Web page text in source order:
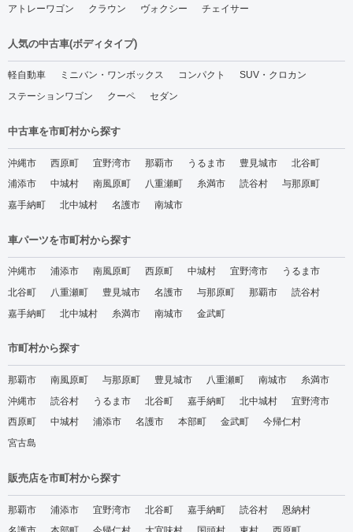
アトレーワゴン
クラウン ヴォクシー チェイサー
人気の中古車(ボディタイプ)
軽自動車 ミニバン・ワンボックス コンパクト
SUV・クロカン
ステーションワゴン
クーペ セダン
中古車を市町村から探す
沖縄市 西原町 宜野湾市 那覇市 うるま市 豊見城市
北谷町
浦添市
中城村 南風原町 八重瀬町 糸満市 読谷村
与那原町
嘉手納町
北中城村 名護市 南城市
車パーツを市町村から探す
沖縄市 浦添市 南風原町 西原町 中城村 宜野湾市
うるま市
北谷町
八重瀬町 豊見城市 名護市 与那原町 那覇市
読谷村
嘉手納町
北中城村 糸満市 南城市 金武町
市町村から探す
那覇市 南風原町 与那原町 豊見城市 八重瀬町 南城市
糸満市
沖縄市
読谷村 うるま市 北谷町 嘉手納町 北中城村
宜野湾市
西原町
中城村 浦添市 名護市 本部町 金武町
今帰仁村
宮古島
販売店を市町村から探す
那覇市 浦添市 宜野湾市 北谷町 嘉手納町 読谷村
恩納村